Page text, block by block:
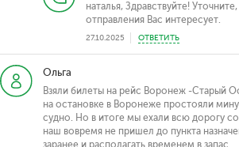
наталья, Здравствуйте!
отправления Вас интересует.
27.10.2025 ОТВЕТИТЬ
Ольга
Взяли билеты на рейс Воронеж -Старый
на остановке в Воронеже простояли
судно. Но в итоге мы ехали всю дорогу
наш вовремя не пришел до пункта